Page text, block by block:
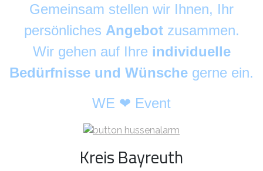
Gemeinsam stellen wir Ihnen, Ihr
persönliches Angebot zusammen.
Wir gehen auf Ihre individuelle
Bedürfnisse und Wünsche gerne ein.
WE ❤ Event
Kreis Bayreuth